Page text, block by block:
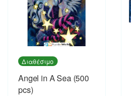
Διαθέσιμο
Angel in A Sea (500
pcs)